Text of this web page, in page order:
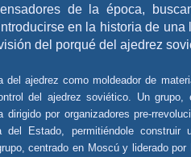
de la época,
en la historia de
del porqué del ajedrez
del ajedrez como moldeador de
del ajedrez soviético. Un
dirigido por organizadores pre-
del Estado, permitiéndole
centrado en Moscú y liderado